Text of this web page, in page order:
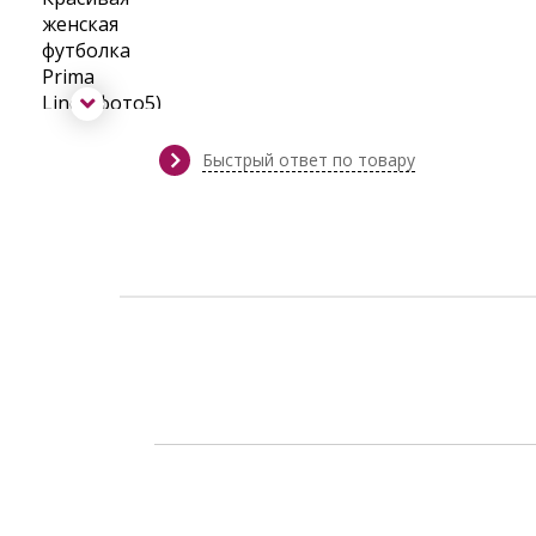
Быстрый ответ по товару